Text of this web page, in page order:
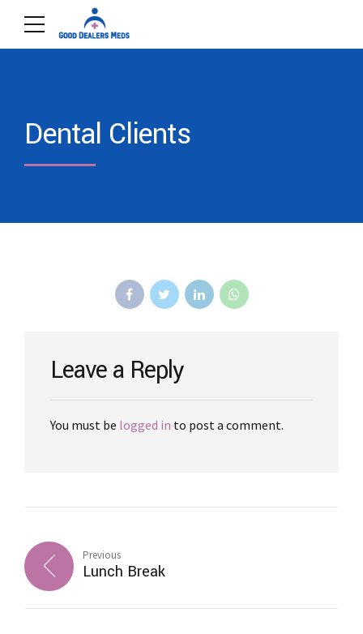
Dental Clients
Leave a Reply
You must be logged in to post a comment.
Previous
Lunch Break